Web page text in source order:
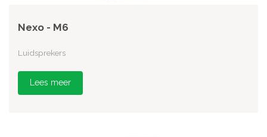
Nexo - M6
Luidsprekers
Lees meer